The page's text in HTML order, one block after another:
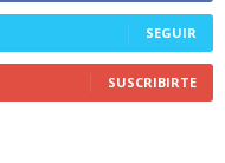
SEGUIR
SUSCRIBIRTE